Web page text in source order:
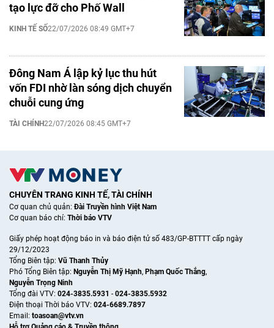
tạo lực đỡ cho Phố Wall
KINH TẾ SỐ22/07/2026 08:49 GMT+7
Đông Nam Á lập kỷ lục thu hút
vốn FDI nhờ làn sóng dịch chuyển
chuỗi cung ứng
TÀI CHÍNH22/07/2026 08:45 GMT+7
CHUYÊN TRANG KINH TẾ, TÀI CHÍNH
Cơ quan chủ quản:Đài Truyền hình Việt Nam
Cơ quan báo chí: Thời báo VTV
Giấy phép hoạt động báo in và báo điện tử số 483/GP-BTTTT cấp ngày
29/12/2023
Tổng Biên tập: Vũ Thanh Thủy
Phó Tổng Biên tập: Nguyễn Thị Mỹ Hạnh, Phạm Quốc Thắng,
Nguyễn Trọng Ninh
Tổng đài VTV: 024-3835.5931 - 024-3835.5932
Ðiện thoại Thời báo VTV: 024-6689.7897
Email: toasoan@vtv.vn